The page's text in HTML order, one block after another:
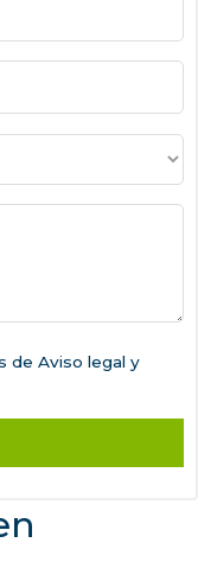
de Aviso legal y